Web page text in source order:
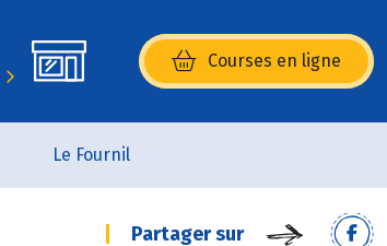
Courses en ligne
(s’ouvre dans une nouvelle
Le Fournil
Partager sur